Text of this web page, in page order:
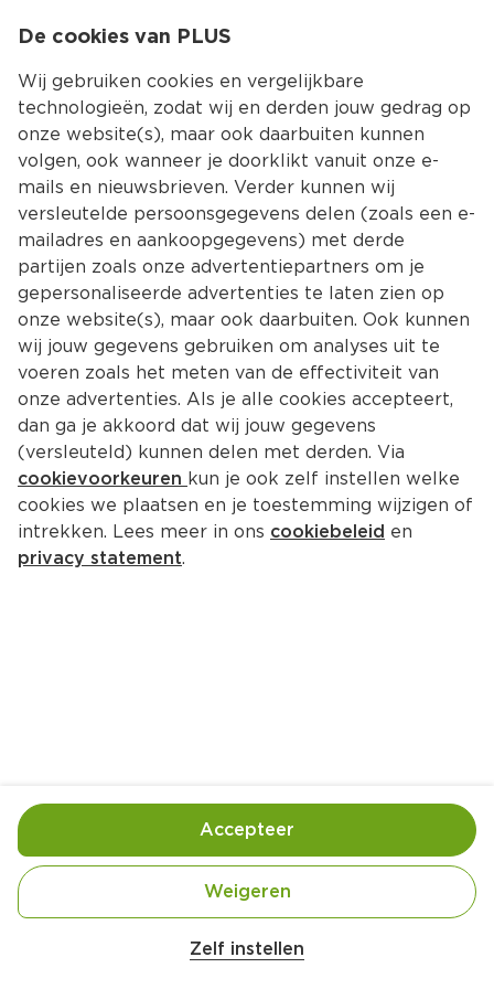
Kies jouw
Terug Producten
PLUS Knakworsten mager
Per Blik 400 g  (per kilo €4.98)
Handige informatie over dit product
Beter Leven 1 Ster
De cookies van PLUS
Wij gebruiken cookies en vergelijkbare
technologieën, zodat wij en derden jouw gedrag op
onze website(s), maar ook daarbuiten kunnen
volgen, ook wanneer je doorklikt vanuit onze e-
mails en nieuwsbrieven. Verder kunnen wij
versleutelde persoonsgegevens delen (zoals een e-
mailadres en aankoopgegevens) met derde
partijen zoals onze advertentiepartners om je
gepersonaliseerde advertenties te laten zien op
onze website(s), maar ook daarbuiten. Ook kunnen
wij jouw gegevens gebruiken om analyses uit te
voeren zoals het meten van de effectiviteit van
onze advertenties. Als je alle cookies accepteert,
dan ga je akkoord dat wij jouw gegevens
(versleuteld) kunnen delen met derden. Via
cookievoorkeuren kun je ook zelf instellen welke
cookies we plaatsen en je toestemming wijzigen of
intrekken. Lees meer in ons cookiebeleid en
privacy statement.
Zelf instellen
Weigeren
Accepteer